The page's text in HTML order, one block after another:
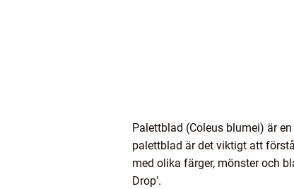
Palettblad (Coleus blumei) är
palettblad är det viktigt att
med olika färger, mönster och
Drop’.